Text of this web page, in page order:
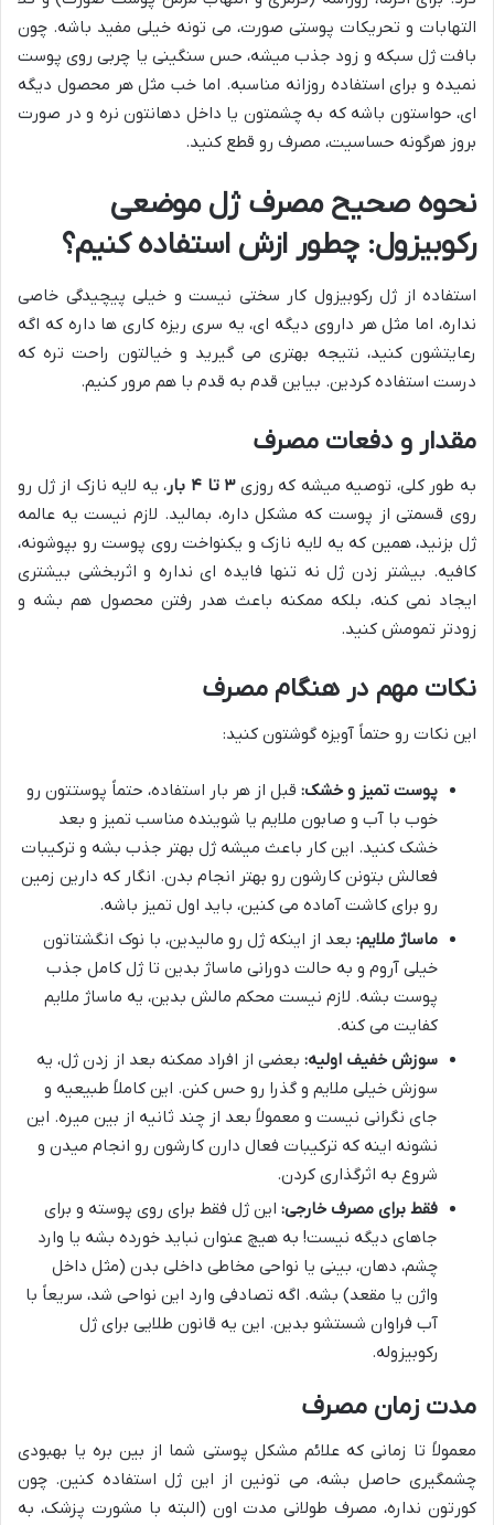
التهابات و تحریکات پوستی صورت، می تونه خیلی مفید باشه. چون
بافت ژل سبکه و زود جذب میشه، حس سنگینی یا چربی روی پوست
نمیده و برای استفاده روزانه مناسبه. اما خب مثل هر محصول دیگه
ای، حواستون باشه که به چشمتون یا داخل دهانتون نره و در صورت
بروز هرگونه حساسیت، مصرف رو قطع کنید.
نحوه صحیح مصرف ژل موضعی
رکوبیزول: چطور ازش استفاده کنیم؟
استفاده از ژل رکوبیزول کار سختی نیست و خیلی پیچیدگی خاصی
نداره، اما مثل هر داروی دیگه ای، یه سری ریزه کاری ها داره که اگه
رعایتشون کنید، نتیجه بهتری می گیرید و خیالتون راحت تره که
درست استفاده کردین. بیاین قدم به قدم با هم مرور کنیم.
مقدار و دفعات مصرف
به طور کلی، توصیه میشه که روزی۳ تا ۴ بار
، یه لایه نازک از ژل رو
روی قسمتی از پوست که مشکل داره، بمالید. لازم نیست یه عالمه
ژل بزنید، همین که یه لایه نازک و یکنواخت روی پوست رو بپوشونه،
کافیه. بیشتر زدن ژل نه تنها فایده ای نداره و اثربخشی بیشتری
ایجاد نمی کنه، بلکه ممکنه باعث هدر رفتن محصول هم بشه و
زودتر تمومش کنید.
نکات مهم در هنگام مصرف
این نکات رو حتماً آویزه گوشتون کنید:
پوست تمیز و خشک: قبل از هر بار استفاده، حتماً پوستتون رو
خوب با آب و صابون ملایم یا شوینده مناسب تمیز و بعد
خشک کنید. این کار باعث میشه ژل بهتر جذب بشه و ترکیبات
فعالش بتونن کارشون رو بهتر انجام بدن. انگار که دارین زمین
رو برای کاشت آماده می کنین، باید اول تمیز باشه.
ماساژ ملایم: بعد از اینکه ژل رو مالیدین، با نوک انگشتاتون
خیلی آروم و به حالت دورانی ماساژ بدین تا ژل کامل جذب
پوست بشه. لازم نیست محکم مالش بدین، یه ماساژ ملایم
کفایت می کنه.
سوزش خفیف اولیه: بعضی از افراد ممکنه بعد از زدن ژل، یه
سوزش خیلی ملایم و گذرا رو حس کنن. این کاملاً طبیعیه و
جای نگرانی نیست و معمولاً بعد از چند ثانیه از بین میره. این
نشونه اینه که ترکیبات فعال دارن کارشون رو انجام میدن و
شروع به اثرگذاری کردن.
فقط برای مصرف خارجی: این ژل فقط برای روی پوسته و برای
جاهای دیگه نیست! به هیچ عنوان نباید خورده بشه یا وارد
چشم، دهان، بینی یا نواحی مخاطی داخلی بدن (مثل داخل
واژن یا مقعد) بشه. اگه تصادفی وارد این نواحی شد، سریعاً با
آب فراوان شستشو بدین. این یه قانون طلایی برای ژل
رکوبیزوله.
مدت زمان مصرف
معمولاً تا زمانی که علائم مشکل پوستی شما از بین بره یا بهبودی
چشمگیری حاصل بشه، می تونین از این ژل استفاده کنین. چون
کورتون نداره، مصرف طولانی مدت اون (البته با مشورت پزشک، به